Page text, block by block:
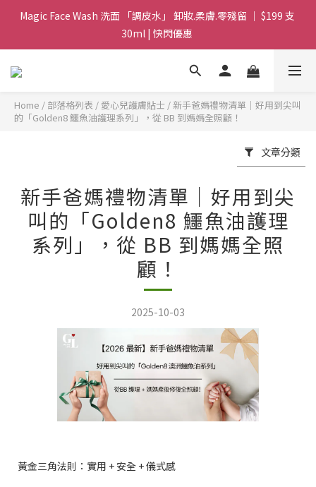
Magic Face Wash 洗面 「調皮水」 卸妝.柔膚.零殘留 ｜ $199 支
30ml | 快閃優惠
30ml | 快閃優惠
G8 皇牌孖寶 ｜ 鱷魚油精華 + Soothing Cream 套裝 | $488 set 2
即止
Home / 部落格列表 / 愛心兒護膚貼士 /新手爸媽禮物清單｜好用到尖叫
的「Golden8 鱷魚油護理系列」，從 BB 到媽媽全照顧！
文章分類
新手爸媽禮物清單｜好用到尖
叫的「Golden8 鱷魚油護理
系列」，從 BB 到媽媽全照
顧！
2025-10-03
黃金三角法則：實用 + 安全 + 儀式感